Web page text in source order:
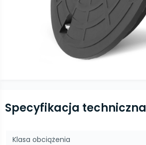
Specyfikacja techniczna
Klasa obciążenia